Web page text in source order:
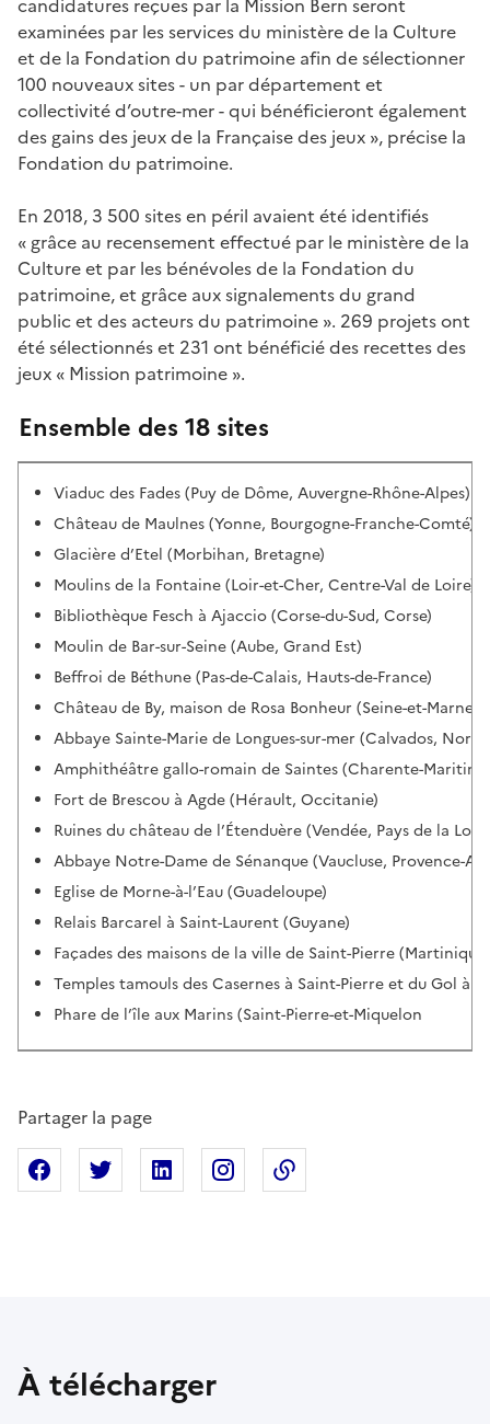
examinées par les services du ministère de la Culture
et de la Fondation du patrimoine afin de sélectionner
100 nouveaux sites - un par département et
collectivité d’outre-mer - qui bénéficieront également
des gains des jeux de la Française des jeux », précise la
Fondation du patrimoine.
En 2018, 3 500 sites en péril avaient été identifiés
« grâce au recensement effectué par le ministère de la
Culture et par les bénévoles de la Fondation du
patrimoine, et grâce aux signalements du grand
public et des acteurs du patrimoine ». 269 projets ont
été sélectionnés et 231 ont bénéficié des recettes des
jeux « Mission patrimoine ».
Ensemble des 18 sites
Viaduc des Fades (Puy de Dôme, Auvergne-Rhône-Alpes)
Château de Maulnes (Yonne, Bourgogne-Franche-Comté)
Glacière d’Etel (Morbihan, Bretagne)
Moulins de la Fontaine (Loir-et-Cher, Centre-Val de Loire)
Bibliothèque Fesch à Ajaccio (Corse-du-Sud, Corse)
Moulin de Bar-sur-Seine (Aube, Grand Est)
Beffroi de Béthune (Pas-de-Calais, Hauts-de-France)
Château de By, maison de Rosa Bonheur (Seine-et-Marne,
Abbaye Sainte-Marie de Longues-sur-mer (Calvados,
Amphithéâtre gallo-romain de Saintes (Charente-
Fort de Brescou à Agde (Hérault, Occitanie)
Ruines du château de l’Étenduère (Vendée, Pays de la
Abbaye Notre-Dame de Sénanque (Vaucluse, Provence-
Eglise de Morne-à-l’Eau (Guadeloupe)
Relais Barcarel à Saint-Laurent (Guyane)
Façades des maisons de la ville de Saint-Pierre (Martinique)
Temples tamouls des Casernes à Saint-Pierre et du Gol à
Phare de l’île aux Marins (Saint-Pierre-et-Miquelon
Partager la page
Partager sur Facebook
Partager sur XPartager sur Linkedin
Partager sur Instagram
À télécharger